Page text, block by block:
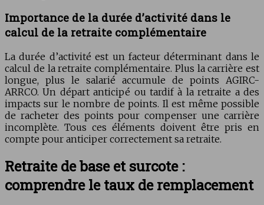
Importance de la durée d’activité dans le
calcul de la retraite complémentaire
La durée d’activité est un facteur déterminant dans le
calcul de la retraite complémentaire. Plus la carrière est
longue, plus le salarié accumule de points AGIRC-
ARRCO. Un départ anticipé ou tardif à la retraite a des
impacts sur le nombre de points. Il est même possible
de racheter des points pour compenser une carrière
incomplète. Tous ces éléments doivent être pris en
compte pour anticiper correctement sa retraite.
Retraite de base et surcote :
comprendre le taux de remplacement